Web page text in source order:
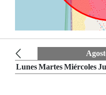
Lunes Martes Miércoles